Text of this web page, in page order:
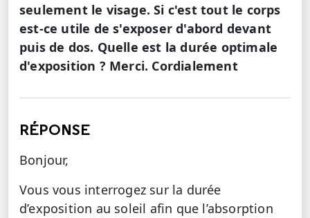
seulement le visage. Si c'est tout le corps
est-ce utile de s'exposer d'abord devant
puis de dos. Quelle est la durée optimale
d'exposition ? Merci. Cordialement
RÉPONSE
Bonjour,
Vous vous interrogez sur la durée
d’exposition au soleil afin que l’absorption